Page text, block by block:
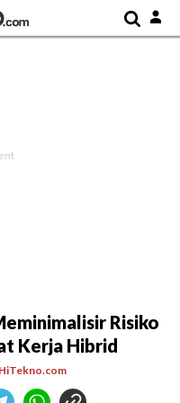
Risiko
Kerja Hibrid
HiTekno.com